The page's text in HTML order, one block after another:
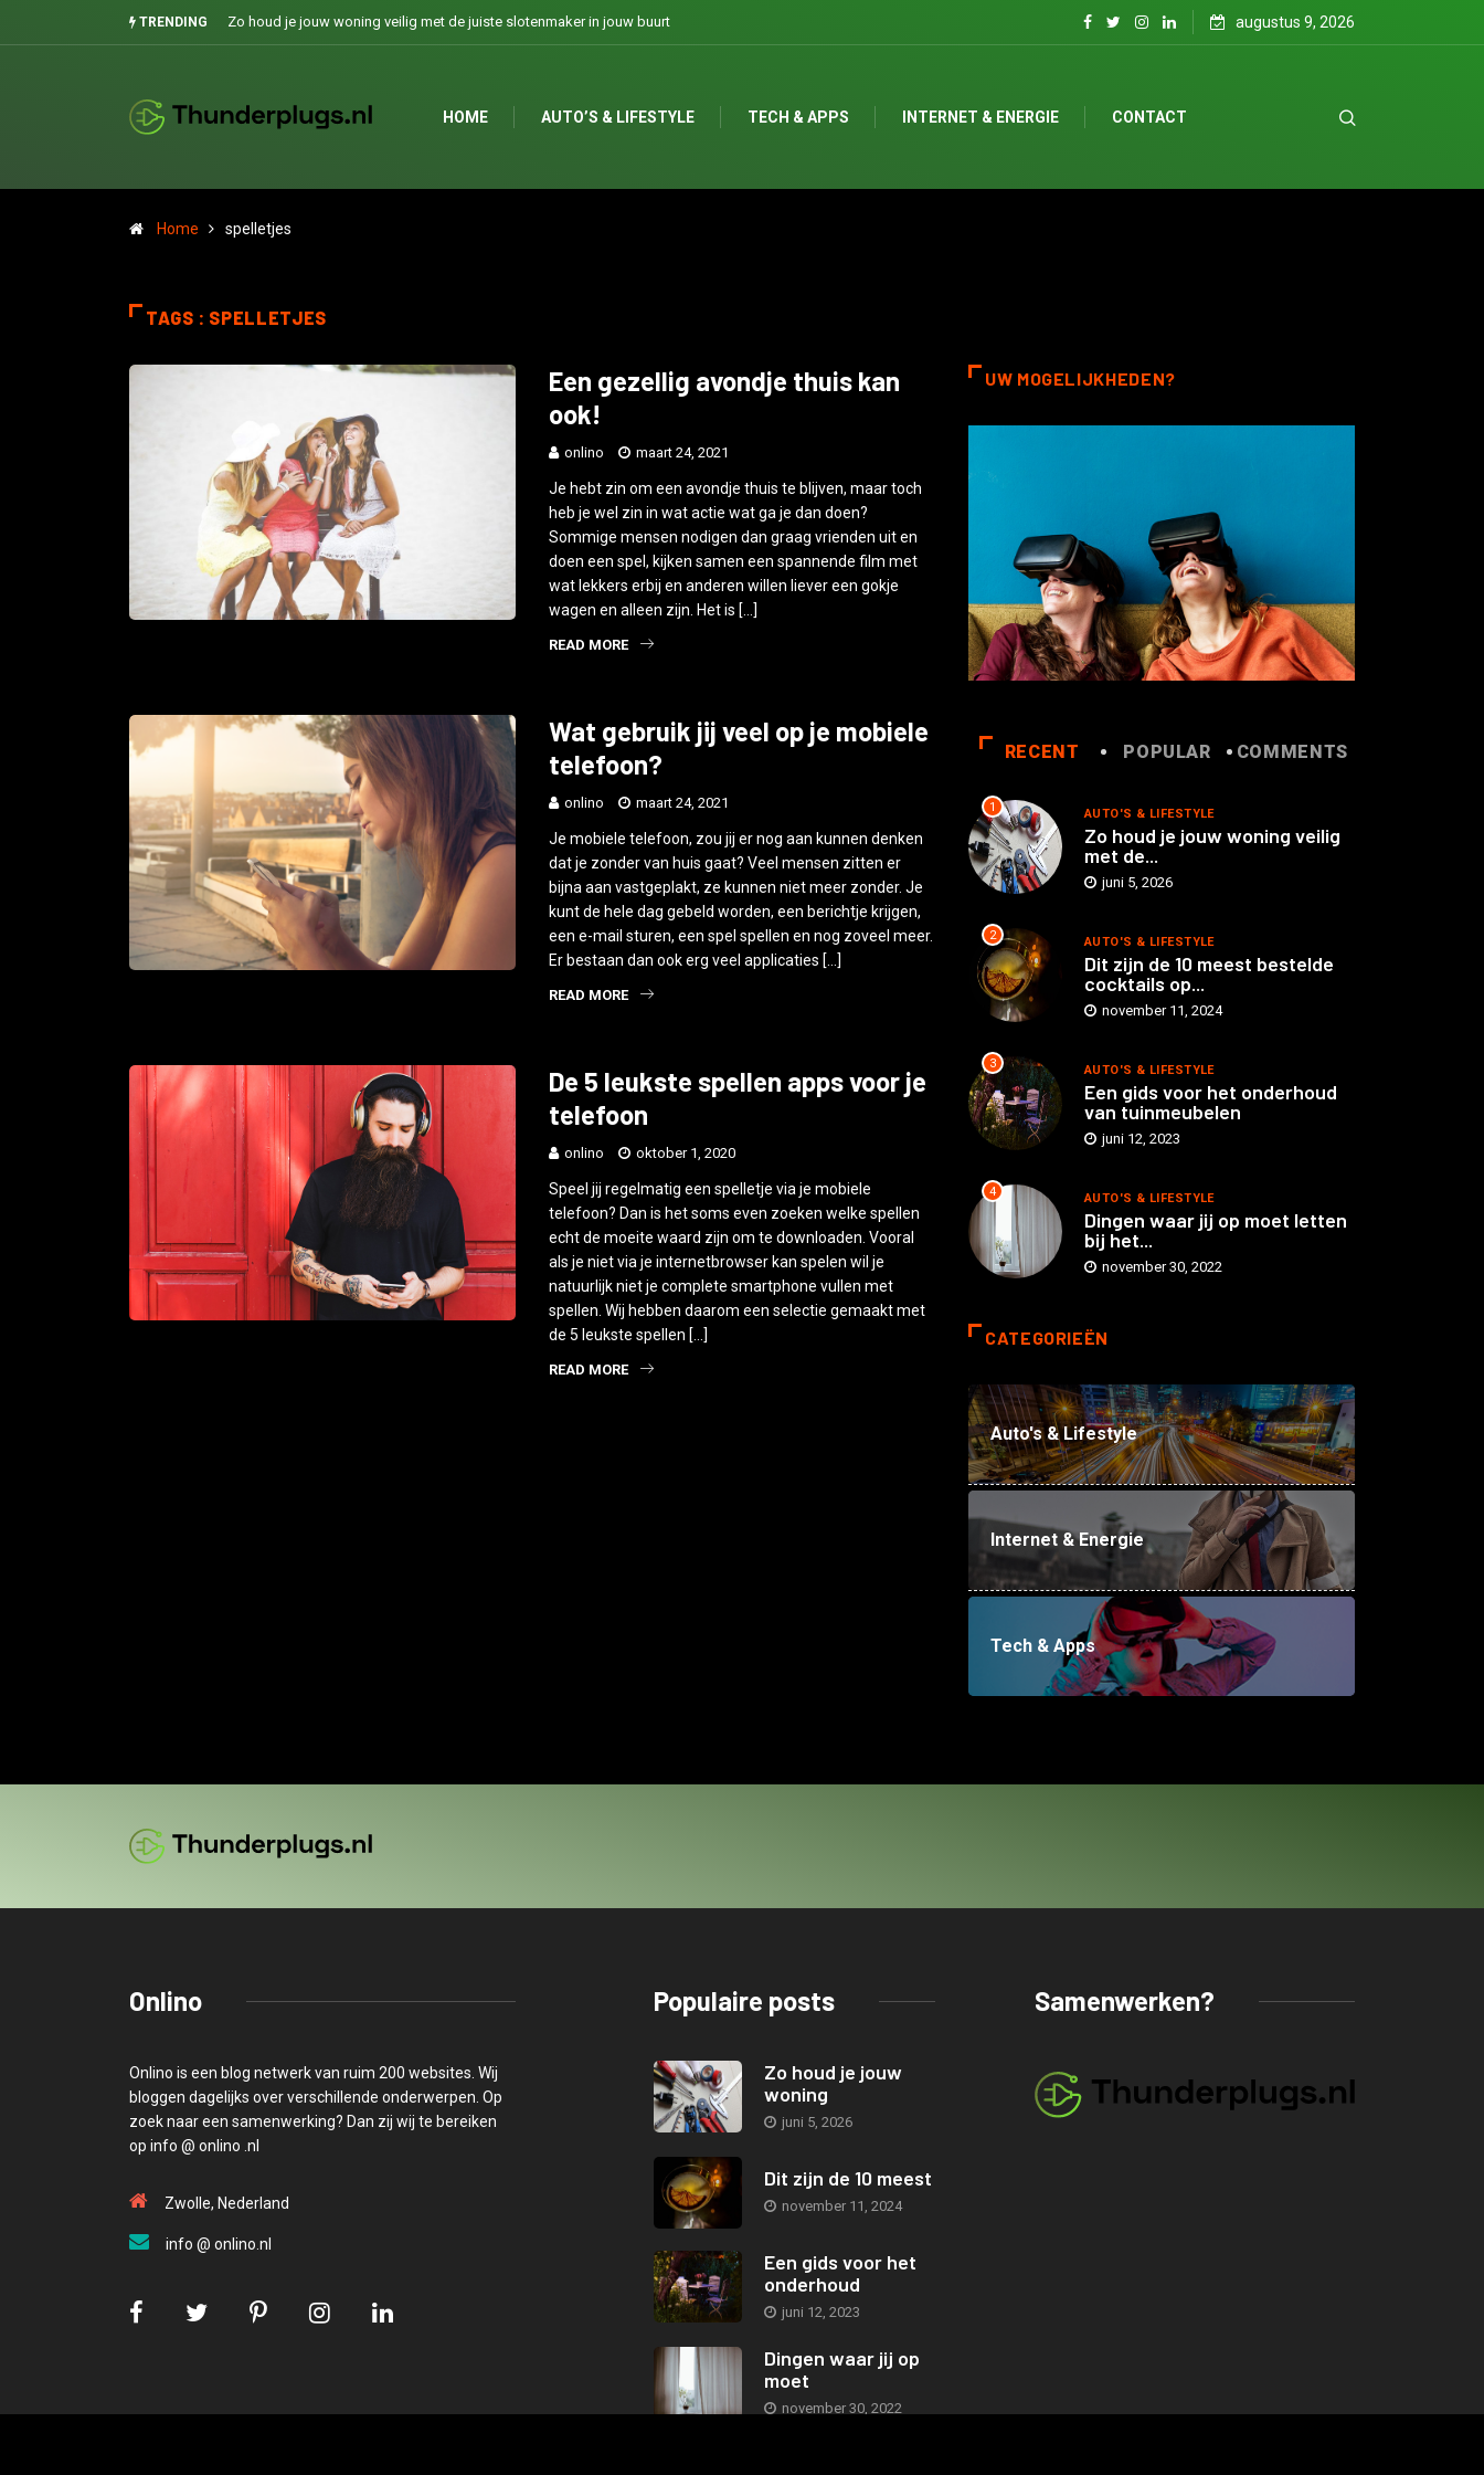
TRENDINGZo houd je jouw woning veilig met de juiste slotenmaker in jouw buurt Dit zijn de 10 meest bestelde cocktails op personeelsfeesten augustus 9, 2026
HOME AUTO’S & LIFESTYLE TECH & APPS INTERNET & ENERGIE CONTACT
Home spelletjes
TAGS : SPELLETJES
Een gezellig avondje thuis kan
ook!
onlino maart 24, 2021
Je hebt zin om een avondje thuis te blijven, maar toch
heb je wel zin in wat actie wat ga je dan doen?
Sommige mensen nodigen dan graag vrienden uit en
doen een spel, kijken samen een spannende film met
wat lekkers erbij en anderen willen liever een gokje
wagen en alleen zijn. Het is […]
READ MORE
Wat gebruik jij veel op je mobiele
telefoon?
onlino maart 24, 2021
Je mobiele telefoon, zou jij er nog aan kunnen denken
dat je zonder van huis gaat? Veel mensen zitten er
bijna aan vastgeplakt, ze kunnen niet meer zonder. Je
kunt de hele dag gebeld worden, een berichtje krijgen,
een e-mail sturen, een spel spellen en nog zoveel meer.
Er bestaan dan ook erg veel applicaties […]
READ MORE
De 5 leukste spellen apps voor je
telefoon
onlino oktober 1, 2020
Speel jij regelmatig een spelletje via je mobiele
telefoon? Dan is het soms even zoeken welke spellen
echt de moeite waard zijn om te downloaden. Vooral
als je niet via je internetbrowser kan spelen wil je
natuurlijk niet je complete smartphone vullen met
spellen. Wij hebben daarom een selectie gemaakt met
de 5 leukste spellen […]
READ MORE
UW MOGELIJKHEDEN?
RECENT POPULAR COMMENTS
1 AUTO'S & LIFESTYLE
Zo houd je jouw woning veilig
met de...
juni 5, 2026
2 AUTO'S & LIFESTYLE
Dit zijn de 10 meest bestelde
cocktails op...
november 11, 2024
3 AUTO'S & LIFESTYLE
Een gids voor het onderhoud
van tuinmeubelen
juni 12, 2023
4 AUTO'S & LIFESTYLE
Dingen waar jij op moet letten
bij het...
november 30, 2022
CATEGORIEËN
Auto's & Lifestyle
Internet & Energie
Tech & Apps
Onlino
Onlino is een blog netwerk van ruim 200 websites. Wij
bloggen dagelijks over verschillende onderwerpen. Op
zoek naar een samenwerking? Dan zij wij te bereiken
op info @ onlino .nl
Zwolle, Nederland
info @ onlino.nl
Populaire posts
Zo houd je jouw
woning
juni 5, 2026
Dit zijn de 10 meest
november 11, 2024
Een gids voor het
onderhoud
juni 12, 2023
Dingen waar jij op
moet
november 30, 2022
Samenwerken?